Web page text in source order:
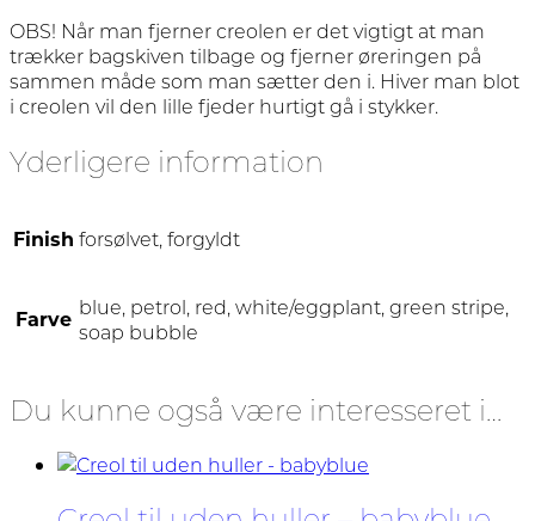
OBS! Når man fjerner creolen er det vigtigt at man
trækker bagskiven tilbage og fjerner øreringen på
sammen måde som man sætter den i. Hiver man blot
i creolen vil den lille fjeder hurtigt gå i stykker.
Yderligere information
Finish forsølvet, forgyldt
Farve blue, petrol, red, white/eggplant, green stripe,
soap bubble
Du kunne også være interesseret i…